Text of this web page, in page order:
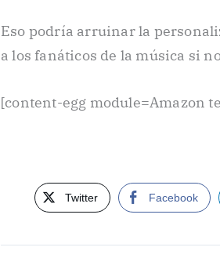
Eso podría arruinar la
a los fanáticos de la música si
[content-egg module=Amazon
Twitter Facebook